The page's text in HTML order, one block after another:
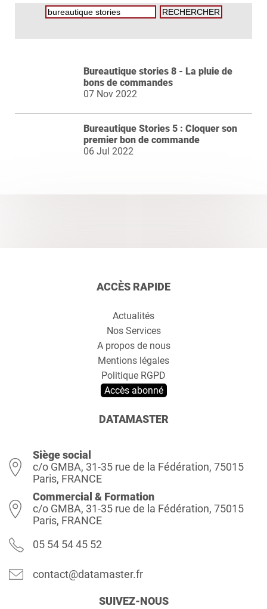
Bureautique stories 8 - La pluie de
bons de commandes
07 Nov 2022
Bureautique Stories 5 : Cloquer son
premier bon de commande
06 Jul 2022
ACCÈS RAPIDE
Actualités
Nos Services
A propos de nous
Mentions légales
Politique RGPD
Accès abonné
DATAMASTER
Siège social
c/o GMBA, 31-35 rue de la Fédération, 75015
Paris, FRANCE
Commercial & Formation
c/o GMBA, 31-35 rue de la Fédération, 75015
Paris, FRANCE
05 54 54 45 52
contact@datamaster.fr
SUIVEZ-NOUS